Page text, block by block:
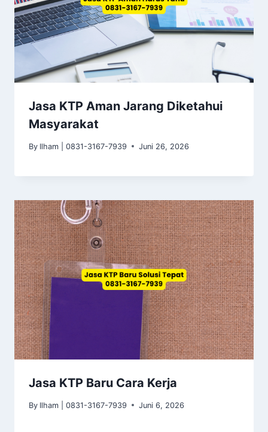
Jasa KTP Aman Jarang Diketahui
Masyarakat
By Ilham | 0831-3167-7939 Juni 26, 2026
Jasa KTP Baru Cara Kerja
By Ilham | 0831-3167-7939 Juni 6, 2026